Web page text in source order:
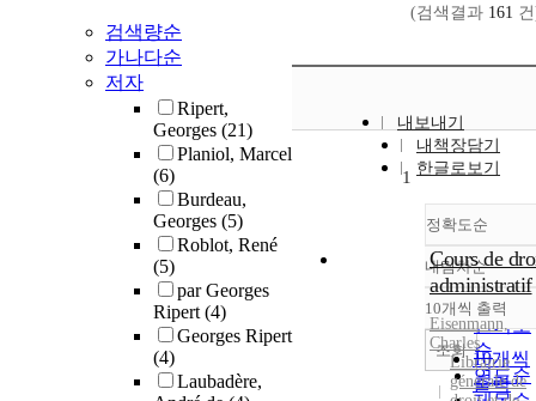
검색량순
가나다순
저자
Ripert,
Georges (21)
Planiol, Marcel
(6)
Burdeau,
Georges (5)
Roblot, René
(5)
par Georges
Ripert(4)
Georges Ripert
(4)
Laubadère,
(검색결과 161
내보내기
내책장담기
한글로보기
정확도순
정확도
순
인기도
순
연도순
내림차순
내림차
10개씩 출력
10개씩
출력
조회
1
Cours de
administratif
Eisenmann,
Charles
Librairie
générale de